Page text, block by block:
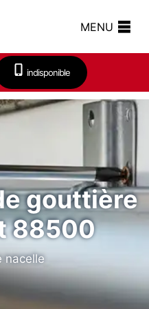
MENU
indisponible
gouttière
88500
nacelle